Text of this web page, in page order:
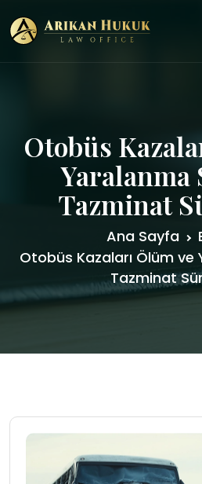
Otobüs
Yaralanma
Tazminat
Ana Sayfa
Otobüs Kazaları Ölüm ve
Tazminat